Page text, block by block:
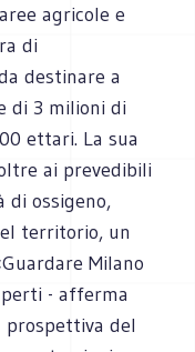
agricole e
di
destinare a
di 3 milioni di
ettari. La sua
ai prevedibili
ossigeno,
territorio, un
Milano
- afferma
prospettiva del